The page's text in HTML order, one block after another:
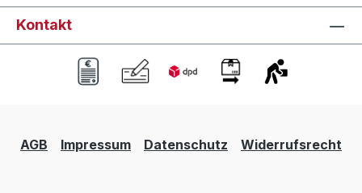
Kontakt
AGB Impressum Datenschutz Widerrufsrecht